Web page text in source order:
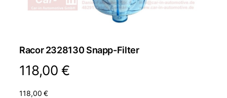
Racor 2328130 Snapp-Filter
118,00€
118,00€